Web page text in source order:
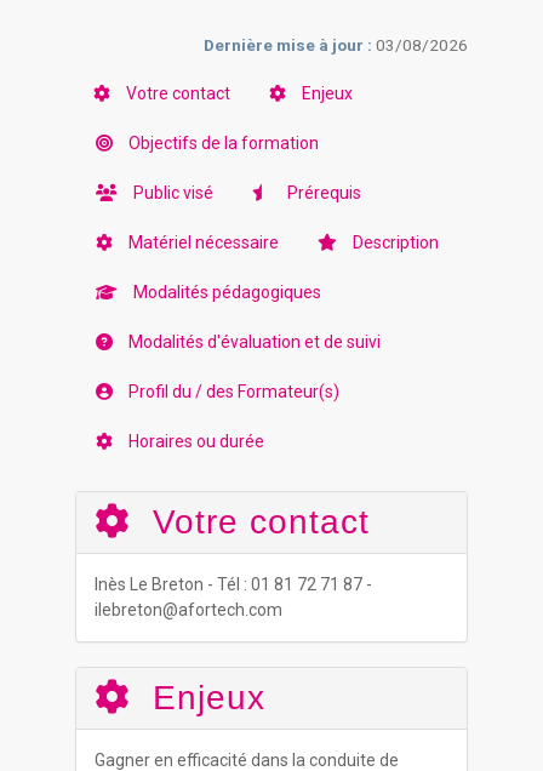
Dernière mise à jour : 03/08/2026
Votre contact Enjeux
Objectifs de la formation
Public visé Prérequis
Matériel nécessaire Description
Modalités pédagogiques
Modalités d'évaluation et de suivi
Profil du / des Formateur(s)
Horaires ou durée
Votre contact
Inès Le Breton - Tél : 01 81 72 71 87 -
ilebreton@afortech.com
Enjeux
Gagner en efficacité dans la conduite de